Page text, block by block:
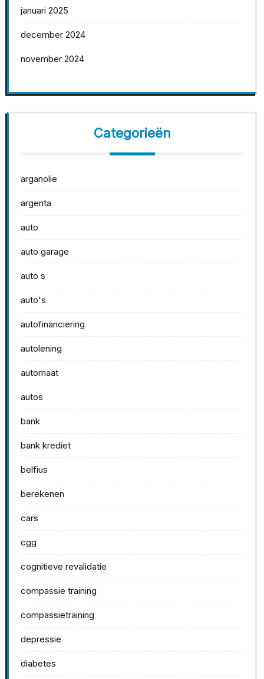
januari 2025
december 2024
november 2024
Categorieën
arganolie
argenta
auto
auto garage
auto s
auto's
autofinanciering
autolening
automaat
autos
bank
bank krediet
belfius
berekenen
cars
cgg
cognitieve revalidatie
compassie training
compassietraining
depressie
diabetes